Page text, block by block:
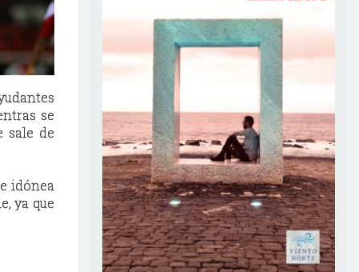
se
sale de
idónea
ya que